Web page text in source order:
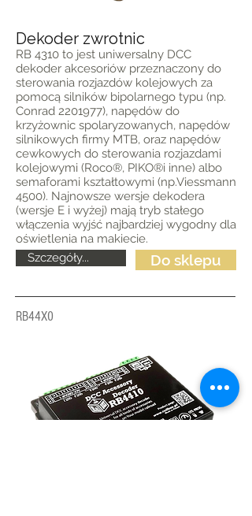
Dekoder zwrotnic
RB 4310 to jest uniwersalny DCC
dekoder akcesoriów przeznaczony do
sterowania rozjazdów kolejowych za
pomocą silników bipolarnego typu (np.
Conrad 2201977), napędów do
krzyżownic spolaryzowanych, napędów
silnikowych firmy MTB, oraz napędów
cewkowych do sterowania rozjazdami
kolejowymi (Roco®, PIKO®i inne) albo
semaforami kształtowymi (np.Viessmann
4500). Najnowsze wersje dekodera
(wersje E i wyżej) mają tryb stałego
włączenia wyjść najbardziej wygodny dla
oświetlenia na makiecie.
Szczegóły...
Do sklepu
RB44X0